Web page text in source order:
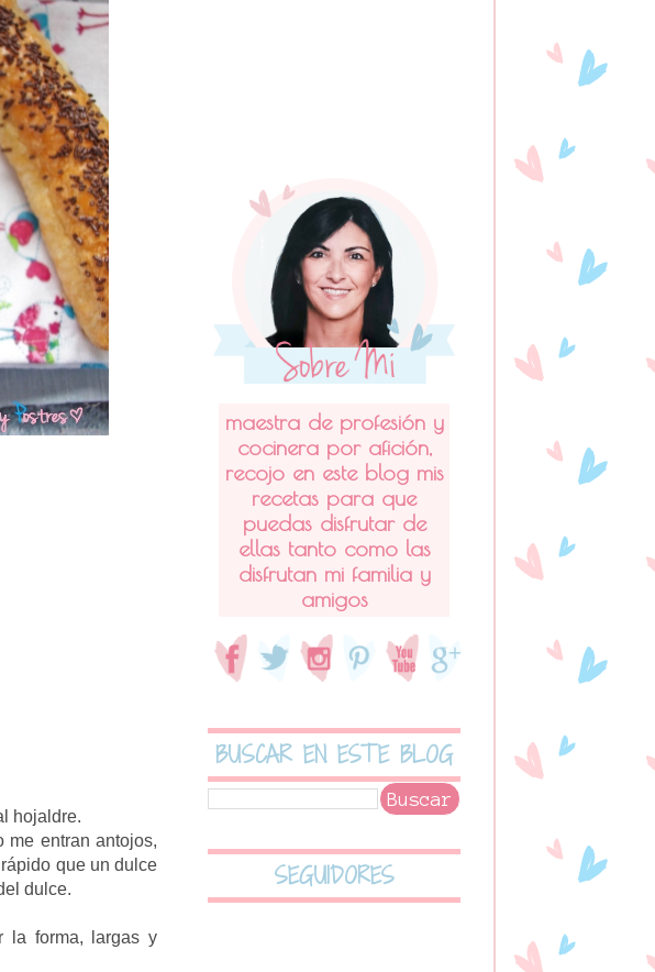
hojaldre.
entran antojos,
que un dulce
dulce.
la forma, largas y
maestra de profesión y
cocinera por afición,
recojo en este blog mis
recetas para que
puedas disfrutar de
ellas tanto como las
disfrutan mi familia y
amigos
BUSCAR EN ESTE BLOG
SEGUIDORES